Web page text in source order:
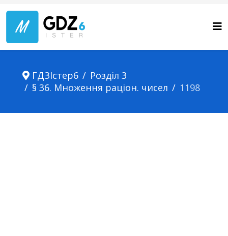
ГДЗІстер6
Розділ 3
§ 36. Множення раціон. чисел
1198